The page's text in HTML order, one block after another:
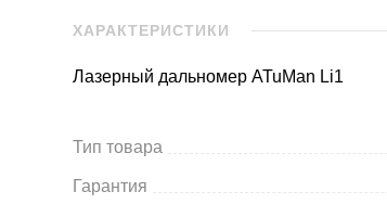
ХАРАКТЕРИСТИКИ
Лазерный дальномер ATuMan Li1
Тип товара
Гарантия